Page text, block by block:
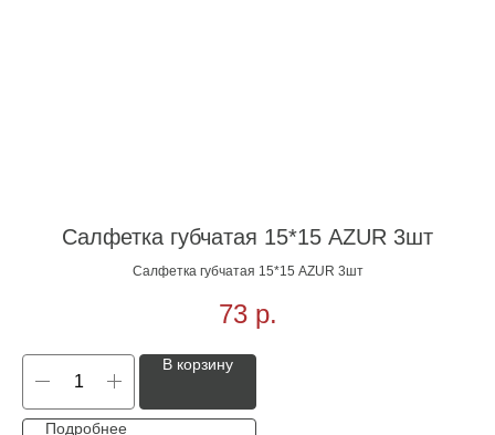
Салфетка губчатая 15*15 AZUR 3шт
Салфетка губчатая 15*15 AZUR 3шт
73 р.
В корзину
Подробнее